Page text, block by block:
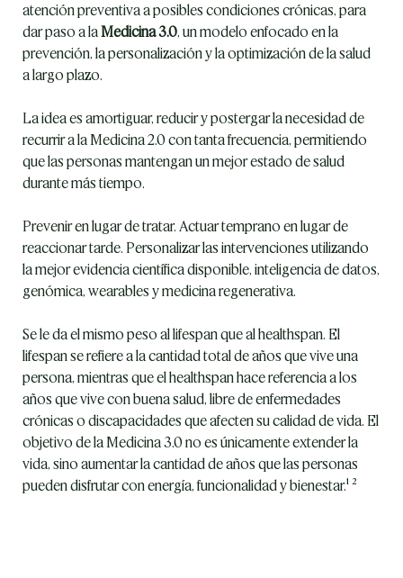
atención preventiva a posibles condiciones crónicas, para
dar paso a la Medicina 3.0, un modelo enfocado en la
prevención, la personalización y la optimización de la salud
a largo plazo.
La idea es amortiguar, reducir y postergar la necesidad de
recurrir a la Medicina 2.0 con tanta frecuencia, permitiendo
que las personas mantengan un mejor estado de salud
durante más tiempo.
Prevenir en lugar de tratar. Actuar temprano en lugar de
reaccionar tarde. Personalizar las intervenciones utilizando
la mejor evidencia científica disponible, inteligencia de datos,
genómica, wearables y medicina regenerativa.
Se le da el mismo peso al lifespan que al healthspan. El
lifespan se refiere a la cantidad total de años que vive una
persona, mientras que el healthspan hace referencia a los
años que vive con buena salud, libre de enfermedades
crónicas o discapacidades que afecten su calidad de vida. El
objetivo de la Medicina 3.0 no es únicamente extender la
vida, sino aumentar la cantidad de años que las personas
pueden disfrutar con energía, funcionalidad y bienestar.¹ ²